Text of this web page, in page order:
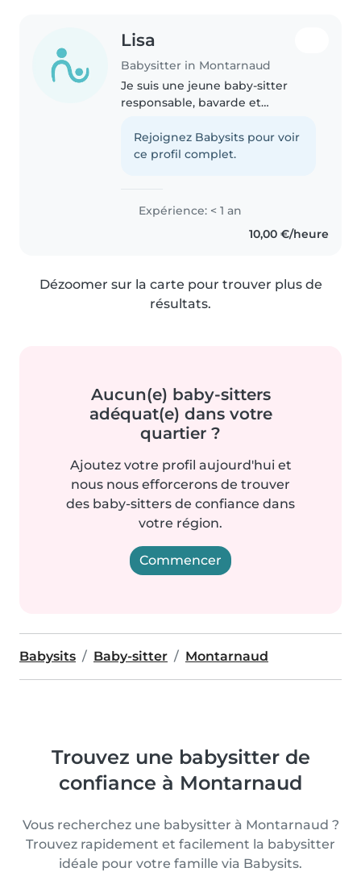
Lisa
Babysitter in Montarnaud
Je suis une jeune baby-sitter
responsable, bavarde et
de vos enfants avec soin et
attention. Je suis à l'aise avec les
Rejoignez Babysits pour voir
ce profil complet.
Expérience: < 1 an
10,00 €/heure
Dézoomer sur la carte pour trouver plus de
résultats.
Aucun(e) baby-sitters
adéquat(e) dans votre
quartier ?
Ajoutez votre profil aujourd'hui et
nous nous efforcerons de trouver
des baby-sitters de confiance dans
votre région.
Commencer
Babysits Baby-sitter Montarnaud
Trouvez une babysitter de
confiance à Montarnaud
Vous recherchez une babysitter à Montarnaud ?
Trouvez rapidement et facilement la babysitter
idéale pour votre famille via Babysits.